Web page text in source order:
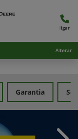
ligar
Alterar
Garantia